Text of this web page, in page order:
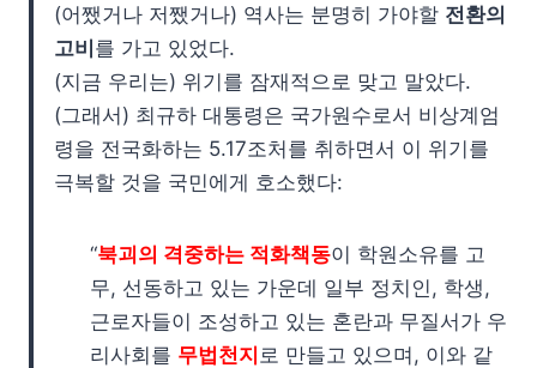
(어쨌거나 저쨌거나) 역사는 분명히 가야할 전환의
고비를 가고 있었다.
(지금 우리는) 위기를 잠재적으로 맞고 말았다.
(그래서) 최규하 대통령은 국가원수로서 비상계엄
령을 전국화하는 5.17조처를 취하면서 이 위기를
극복할 것을 국민에게 호소했다:
“북괴의 격중하는 적화책동이 학원소유를 고
무, 선동하고 있는 가운데 일부 정치인, 학생,
근로자들이 조성하고 있는 혼란과 무질서가 우
리사회를 무법천지 로 만들고 있으며, 이와 같